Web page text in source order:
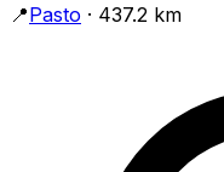
📍Pasto · 437.2 km